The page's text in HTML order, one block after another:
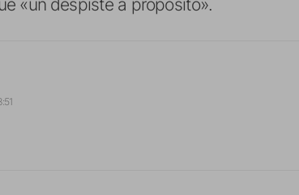
«un despiste a propósito».